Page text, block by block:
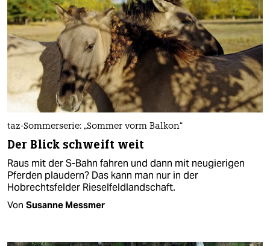
taz-Sommerserie: „Sommer vorm Balkon“
Der Blick schweift weit
Raus mit der S-Bahn fahren und dann mit neugierigen
Pferden plaudern? Das kann man nur in der
Hobrechtsfelder Rieselfeldlandschaft.
Von Susanne Messmer